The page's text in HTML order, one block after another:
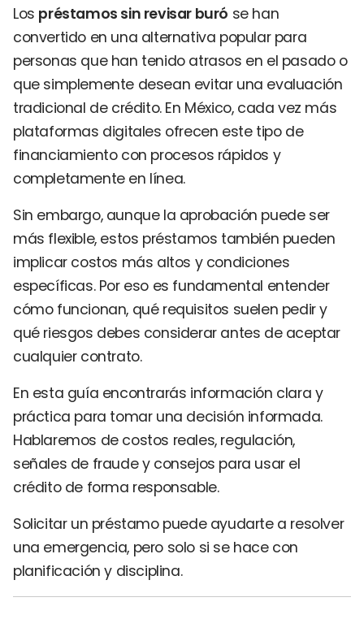
Los préstamos sin revisar buró se han
convertido en una alternativa popular para
personas que han tenido atrasos en el pasado o
que simplemente desean evitar una evaluación
tradicional de crédito. En México, cada vez más
plataformas digitales ofrecen este tipo de
financiamiento con procesos rápidos y
completamente en línea.
Sin embargo, aunque la aprobación puede ser
más flexible, estos préstamos también pueden
implicar costos más altos y condiciones
específicas. Por eso es fundamental entender
cómo funcionan, qué requisitos suelen pedir y
qué riesgos debes considerar antes de aceptar
cualquier contrato.
En esta guía encontrarás información clara y
práctica para tomar una decisión informada.
Hablaremos de costos reales, regulación,
señales de fraude y consejos para usar el
crédito de forma responsable.
Solicitar un préstamo puede ayudarte a resolver
una emergencia, pero solo si se hace con
planificación y disciplina.